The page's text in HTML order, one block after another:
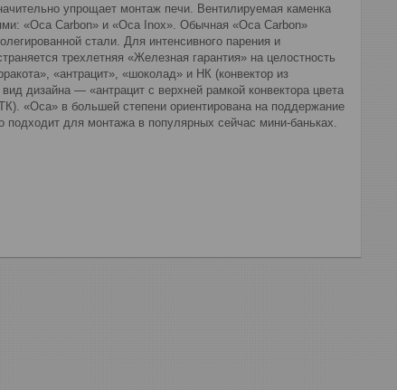
упрощает монтаж печи. Вентилируемая каменка
«Оса Carbon» и «Оса Inox». Обычная «Оса Carbon»
стали. Для интенсивного парения и
трехлетняя «Железная гарантия» на целостность
«антрацит», «шоколад» и НК (конвектор из
дизайна — «антрацит с верхней рамкой конвектора цвета
«Оса» в большей степени ориентирована на поддержание
для монтажа в популярных сейчас мини-баньках.